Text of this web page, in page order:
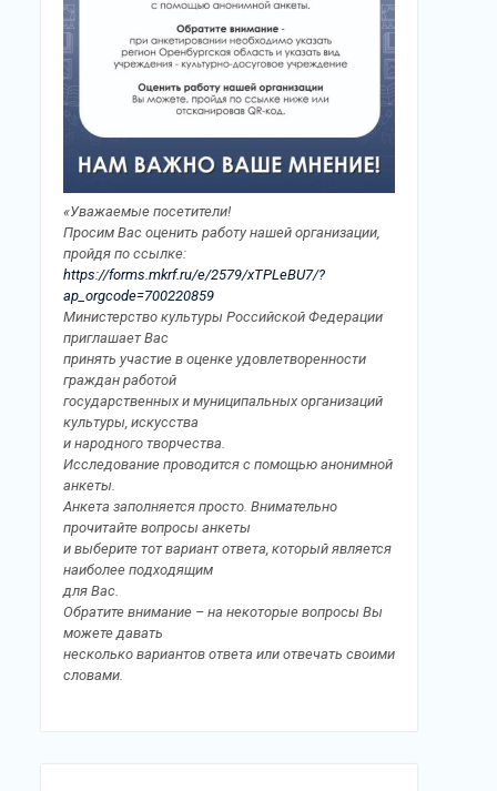
«Уважаемые посетители!
Просим Вас оценить работу нашей организации,
пройдя по ссылке:
https://forms.mkrf.ru/e/2579/xTPLeBU7/?
ap_orgcode=700220859
Министерство культуры Российской Федерации
приглашает Вас
принять участие в оценке удовлетворенности
граждан работой
государственных и муниципальных организаций
культуры, искусства
и народного творчества.
Исследование проводится с помощью анонимной
анкеты.
Анкета заполняется просто. Внимательно
прочитайте вопросы анкеты
и выберите тот вариант ответа, который является
наиболее подходящим
для Вас.
Обратите внимание – на некоторые вопросы Вы
можете давать
несколько вариантов ответа или отвечать своими
словами.